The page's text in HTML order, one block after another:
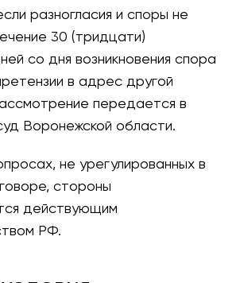
разногласия и споры не
30 (тридцати)
со дня возникновения спора
в адрес другой
передается в
Воронежской области.
не урегулированных в
стороны
действующим
РФ.